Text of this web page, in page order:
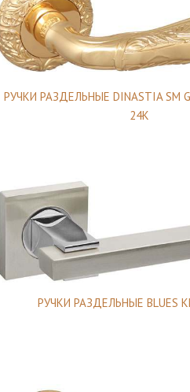
РУЧКИ РАЗДЕЛЬНЫЕ DINASTIA SM
24К
РУЧКИ РАЗДЕЛЬНЫЕ BLUES